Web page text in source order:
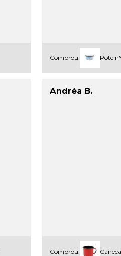
Comprou: Pote
Andréa B.
Comprou: